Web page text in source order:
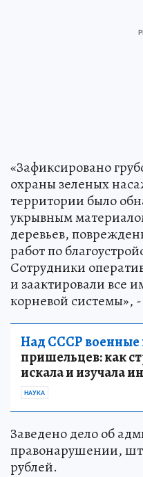
«Зафиксировано
охраны зеленых
территории было
укрывным
деревьев,
работ по
Сотрудники
и заактировали все
корневой системы»,
Над СССР военные
пришельцев: как
искала и изучала
НАУКА
Заведено дело об
правонарушении,
рублей.